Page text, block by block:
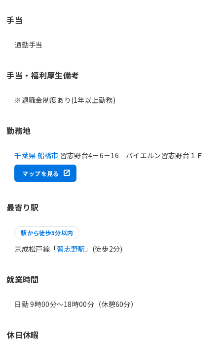
手当
通勤手当
手当・福利厚生備考
※退職金制度あり(1年以上勤務)
勤務地
千葉県 船橋市 習志野台4－6－16 バイエルン習志野台１Ｆ
マップを見る
最寄り駅
駅から徒歩5分以内
京成松戸線「習志野駅 」(徒歩2分)
就業時間
日勤 9時00分〜18時00分（休憩60分）
休日休暇